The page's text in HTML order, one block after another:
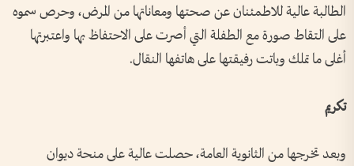
الطالبة عالية للاطمئنان عن صحتها ومعاناتها من المرض، وحرص سموه
على التقاط صورة مع الطفلة التي أصرت على الاحتفاظ بها واعتبرتها
أغلى ما تملك وباتت رفيقتها على هاتفها النقال.
تكريم
وبعد تخرجها من الثانوية العامة، حصلت عالية على منحة ديوان